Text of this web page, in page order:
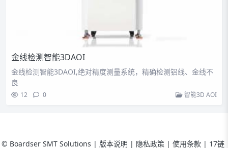
金线检测智能3DAOI
金线检测智能3DAOI,绝对精度测量系统，精确检测铝线、金线不
良
12 0 智能3D AOI
© Boardser SMT Solutions | 版本说明 | 隐私政策 | 使用条款 | 17链